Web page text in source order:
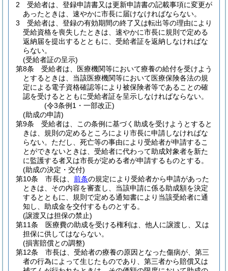
2
受給者は、登録申請書又は更新申請書の記載事項に変更が
あったときは、速やかに市長に届けなければならない。
3
受給者は、登録の有効期間の終了又は転出等の理由により
受給資格を喪失したときは、速やかに市長に規則で定める
返納届を提出するとともに、受給者証を返納しなければな
らない。
(受給者証の呈示)
第8条
受給者は、医療機関等において療養の給付を受けよう
とするときは、当該医療機関等において医療保険各法の規
定による電子資格確認等により被保険者等であることの確
認を受けるとともに受給者証を呈示しなければならない。
(令3条例1・一部改正)
(助成の申請)
第9条
受給者は、この条例に基づく助成を受けようとすると
きは、規則の定めるところにより市長に申請しなければな
らない。 ただし、死亡等の事由により受給者が申請するこ
とができないときは、受給者に代わって助成対象者を新た
に監護する者又は市長が定める者が申請するものとする。
(助成の決定・交付)
第10条
市長は、 前条の規定により受給者から申請があった
ときは、その内容を審査し、当該申請に係る助成額を決定
するとともに、規則で定める通知書により当該受給者に通
知し、助成金を交付するものとする。
(譲渡又は担保の禁止)
第11条
医療費の助成を受ける権利は、他人に譲渡し、又は
担保に供してはならない。
(損害賠償との調整)
第12条
市長は、受給者の療養の原因となった傷病が、第三
者の行為によって生じたものであり、第三者から賠償又は